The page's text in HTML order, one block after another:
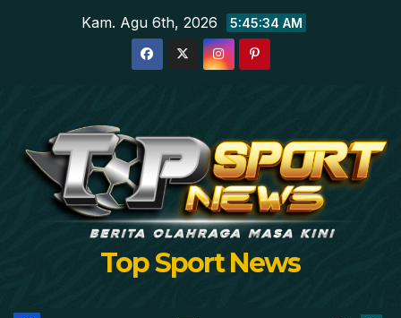
Kam. Agu 6th, 2026 5:45:35 AM
Top Sport News